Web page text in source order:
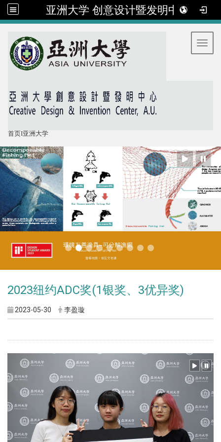
亚洲大学 创意设计暨发明中心
首页I亚洲大学
2023纽约ADC奖(1银奖、3优异奖)
2023-05-30 李盈璇